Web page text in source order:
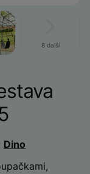
8 další
Dino